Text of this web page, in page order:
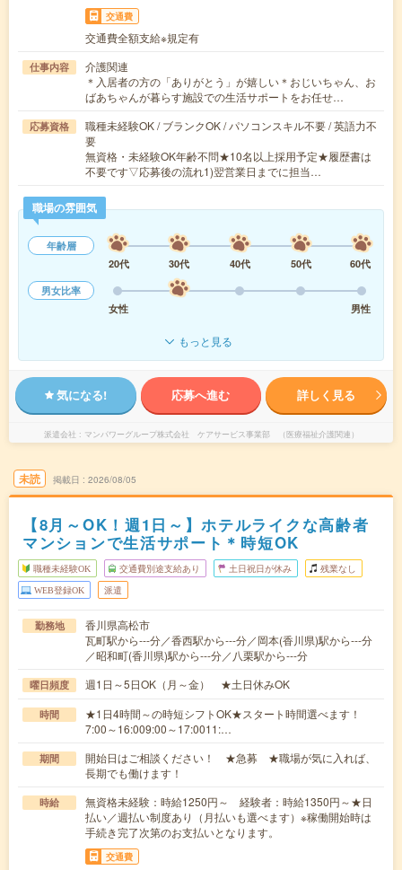
交通費
交通費全額支給※規定有
仕事内容
介護関連
＊入居者の方の「ありがとう」が嬉しい＊おじいちゃん、お
ばあちゃんが暮らす施設での生活サポートをお任せ…
応募資格
職種未経験OK / ブランクOK / パソコンスキル不要 / 英語力不
要
無資格・未経験OK年齢不問★10名以上採用予定★履歴書は
不要です▽応募後の流れ1)翌営業日までに担当…
職場の雰囲気
年齢層
20代
30代 40代 50代
60代
男女比率
女性
男性
もっと見る
気になる! 応募へ進む 詳しく見る
派遣会社 マンパワーグループ株式会社 ケアサービス事業部 （医療福祉介護関連）
未読 掲載日 2026/08/05
【8月～OK！週1日～】ホテルライクな高齢者
マンションで生活サポート＊時短OK
職種未経験OK 交通費別途支給あり 土日祝日が休み 残業なし
WEB登録OK 派遣
勤務地
香川県高松市
瓦町駅から---分／香西駅から---分／岡本(香川県)駅から---分
／昭和町(香川県)駅から---分／八栗駅から---分
曜日頻度 週1日～5日OK（月～金） ★土日休みOK
時間
★1日4時間～の時短シフトOK★スタート時間選べます！
7:00～16:009:00～17:0011:…
期間
開始日はご相談ください！ ★急募 ★職場が気に入れば、
長期でも働けます！
時給
無資格未経験：時給1250円～ 経験者：時給1350円～★日
払い／週払い制度あり（月払いも選べます）※稼働開始時は
手続き完了次第のお支払いとなります。
交通費